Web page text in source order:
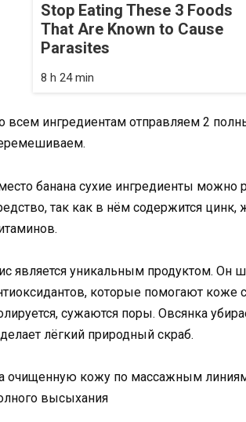
Stop Eating These 3 Foods
That Are Known to Cause
Parasites
8 h 24 min
всем ингредиентам отправляем 2
банана сухие ингредиенты
так как в нём содержится
является уникальным продуктом. Он
которые помогают коже
сужаются поры. Овсянка
лёгкий природный скраб.
очищенную кожу по массажным
высыхания